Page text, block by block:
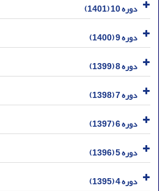
دوره 10 (1401)
دوره 9 (1400)
دوره 8 (1399)
دوره 7 (1398)
دوره 6 (1397)
دوره 5 (1396)
دوره 4 (1395)